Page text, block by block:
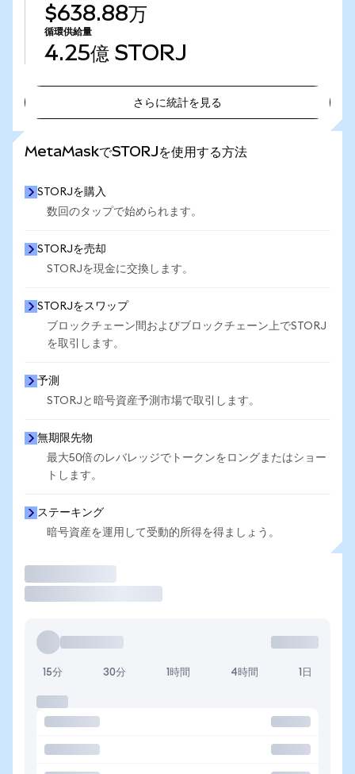
$638.88万
循環供給量
4.25億 STORJ
さらに統計を見る
MetaMaskでSTORJを使用する方法
STORJを購入
数回のタップで始められます。
STORJを売却
STORJを現金に交換します。
STORJをスワップ
ブロックチェーン間およびブロックチェーン上でSTORJ
を取引します。
予測
STORJと暗号資産予測市場で取引します。
無期限先物
最大50倍のレバレッジでトークンをロングまたはショー
トします。
ステーキング
暗号資産を運用して受動的所得を得ましょう。
15分 30分 1時間 4時間 1日